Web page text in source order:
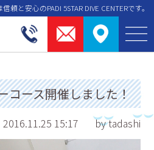
と安⼼のPADI 5STAR DIVE CENTERです。
コース開催しました！
2016.11.25 15:17 by tadashi